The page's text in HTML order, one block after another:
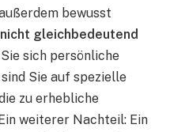
bewusst
gleichbedeutend
Sie sich persönliche
Sie auf spezielle
zu erhebliche
weiterer Nachteil: Ein